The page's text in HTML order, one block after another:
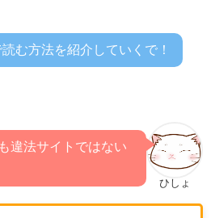
む方法を紹介していくで！
ひしょ
違法サイトではない